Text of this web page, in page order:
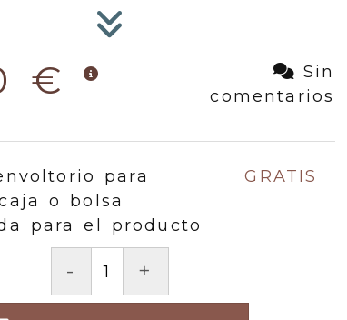
€
Sin
comentarios
para
o bolsa
para el producto
GRATIS
- +